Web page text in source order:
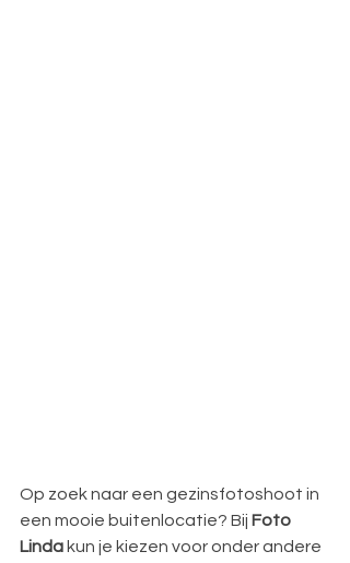
Op zoek naar een gezinsfotoshoot in
een mooie buitenlocatie? Bij Foto
Linda kun je kiezen voor onder andere